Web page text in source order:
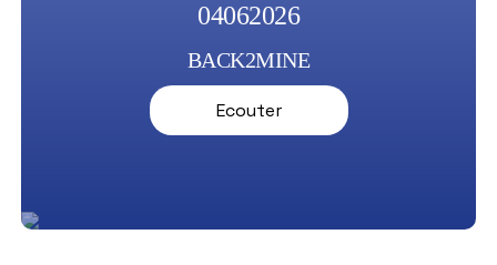
04062026
BACK2MINE
Ecouter